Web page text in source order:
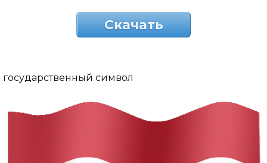
Скачать
государственный символ